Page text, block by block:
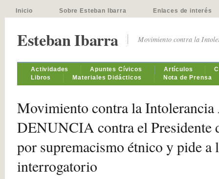
Inicio Sobre Esteban Ibarra Enlaces de interés
Esteban Ibarra Movimiento contra la
Actividades Apuntes Cívicos Artículos
Libros
Materiales Didácticos Nota de Prensa
Movimiento contra la
DENUNCIA contra el Presidente
por supremacismo étnico y pide a
interrogatorio